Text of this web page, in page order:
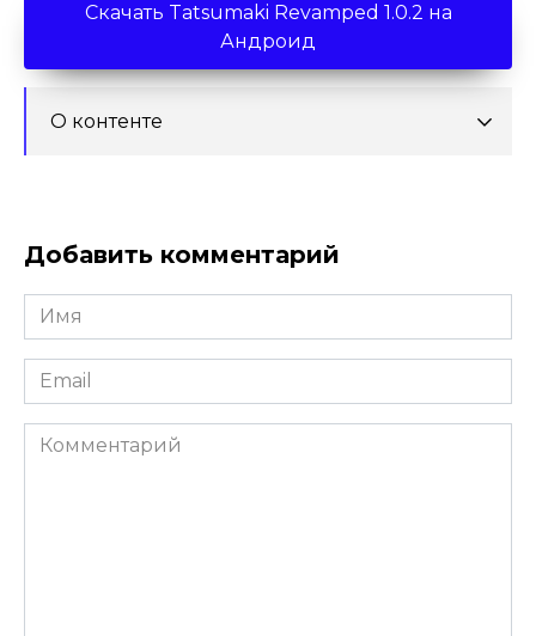
Скачать Tatsumaki Revamped 1.0.2 на
Андроид
О контенте
Добавить комментарий
Имя
*
Email
*
Комментарий